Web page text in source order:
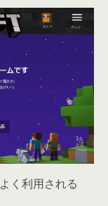
く利用される